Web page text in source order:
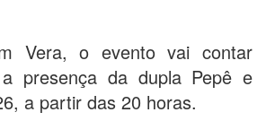
Vera, o evento vai contar
presença da dupla Pepê e
a partir das 20 horas.